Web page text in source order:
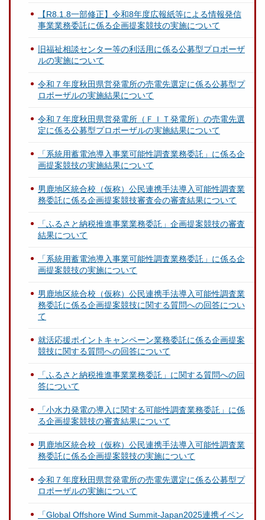
【R8.1.8一部修正】令和8年度広報紙等による情報発信
事業業務委託に係る企画提案競技の実施について
旧福祉相談センター等の利活用に係る公募型プロポーザ
ルの実施について
令和７年度秋田県営発電所の売電先選定に係る公募型プ
ロポーザルの実施結果について
令和７年度秋田県営発電所（ＦＩＴ発電所）の売電先選
定に係る公募型プロポーザルの実施結果について
「系統用蓄電池導入事業可能性調査業務委託」に係る企
画提案競技の実施結果について
男鹿地区統合校（仮称）公民連携手法導入可能性調査業
務委託に係る企画提案競技審査会の審査結果について
「ふるさと納税推進事業業務委託」企画提案競技の審査
結果について
「系統用蓄電池導入事業可能性調査業務委託」に係る企
画提案競技の実施について
男鹿地区統合校（仮称）公民連携手法導入可能性調査業
務委託に係る企画提案競技に関する質問への回答につい
て
就活応援ポイントキャンペーン業務委託に係る企画提案
競技に関する質問への回答について
「ふるさと納税推進事業業務委託」に関する質問への回
答について
「小水力発電の導入に関する可能性調査業務委託」に係
る企画提案競技の審査結果について
男鹿地区統合校（仮称）公民連携手法導入可能性調査業
務委託に係る企画提案競技の実施について
令和７年度秋田県営発電所の売電先選定に係る公募型プ
ロポーザルの実施について
「Global Offshore Wind Summit-Japan2025連携イベン